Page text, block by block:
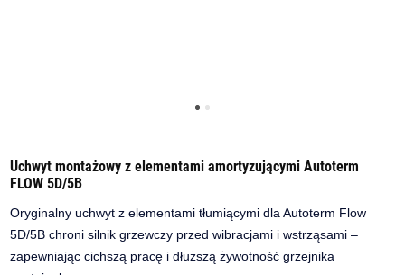
Uchwyt montażowy z elementami amortyzującymi Autoterm
FLOW 5D/5B
Oryginalny uchwyt z elementami tłumiącymi dla Autoterm Flow
5D/5B chroni silnik grzewczy przed wibracjami i wstrząsami –
zapewniając cichszą pracę i dłuższą żywotność grzejnika